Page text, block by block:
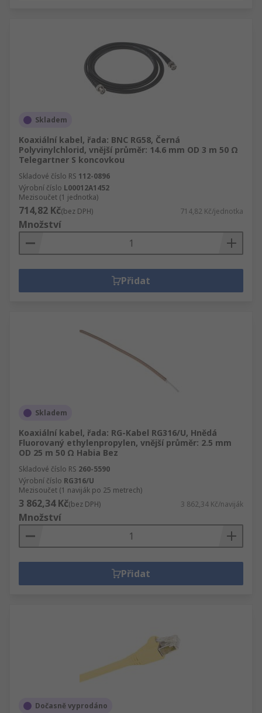
Skladem
Koaxiální kabel, řada: BNC RG58, Černá
Polyvinylchlorid, vnější průměr: 14.6 mm OD 3 m 50 Ω
Telegartner S koncovkou
Skladové číslo RS 112-0896
Výrobní číslo L00012A1452
Mezisoučet (1 jednotka)
714,82 Kč(bez DPH) 714,82 Kč/jednotka
Množství
Přidat
Skladem
Koaxiální kabel, řada: RG-Kabel RG316/U, Hnědá
Fluorovaný ethylenpropylen, vnější průměr: 2.5 mm
OD 25 m 50 Ω Habia Bez
Skladové číslo RS 260-5590
Výrobní číslo RG316/U
Mezisoučet (1 naviják po 25 metrech)
3 862,34 Kč(bez DPH) 3 862,34 Kč/naviják
Množství
Přidat
Dočasně vyprodáno